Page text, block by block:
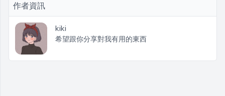
作者資訊
kiki
希望跟你分享對我有用的東西